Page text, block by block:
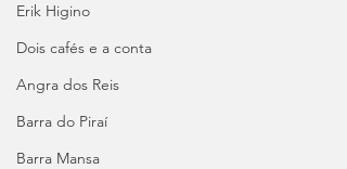
Erik Higino
Dois cafés e a conta
Angra dos Reis
Barra do Piraí
Barra Mansa